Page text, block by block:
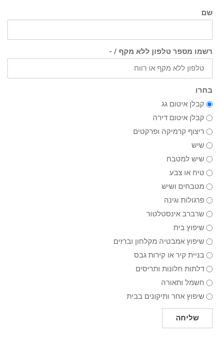
שם
רשמו מספר טלפון ללא מקף / -
בחרו
קבלן איטום גג
קבלן איטום דירה
ריצוף קרמיקה ופרקטים
שיש
שיש למטבח
טיח או צבע
מטבחים ושיש
פרגולות וגינה
שרברב אינסטלטור
שיפוץ בית
שיפוץ אמבטיה מקלחון וברזים
בניית קיר או קירות גבס
דלתות חלונות ותריסים
חשמל ותאורה
שיפוץ אחר ותיקונים בבית
שליחה